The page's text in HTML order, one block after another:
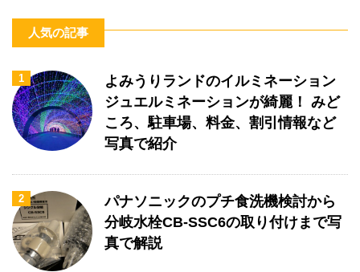
人気の記事
1
よみうりランドのイルミネーション
ジュエルミネーションが綺麗！ みど
ころ、駐車場、料金、割引情報など
写真で紹介
2
パナソニックのプチ食洗機検討から
分岐水栓CB-SSC6の取り付けまで写
真で解説